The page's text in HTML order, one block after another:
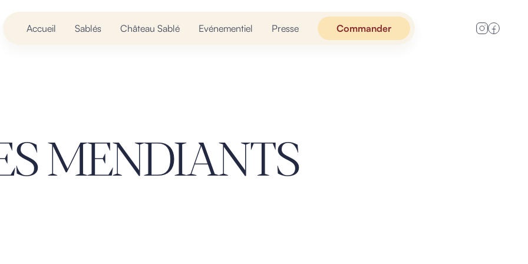
Accueil Sablés Château Sablé Evénementiel Presse Commander
MENDIANTS